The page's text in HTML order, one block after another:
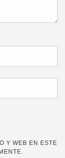
Y WEB EN ESTE